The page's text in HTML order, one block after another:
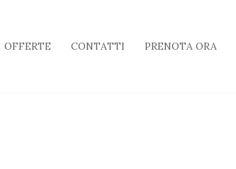
OFFERTE CONTATTI PRENOTA ORA